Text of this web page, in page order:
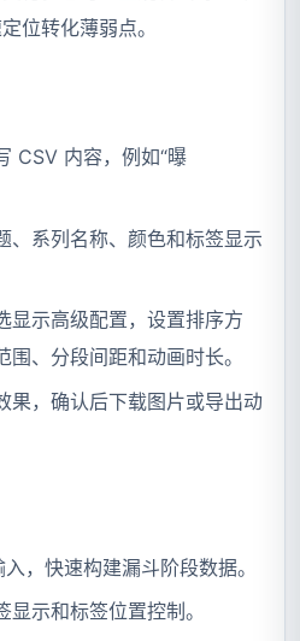
位转化薄弱点。
CSV 内容，例如“曝
、系列名称、颜色和标签显示
显示高级配置，设置排序方
、分段间距和动画时长。
果，确认后下载图片或导出动
，快速构建漏斗阶段数据。
示和标签位置控制。